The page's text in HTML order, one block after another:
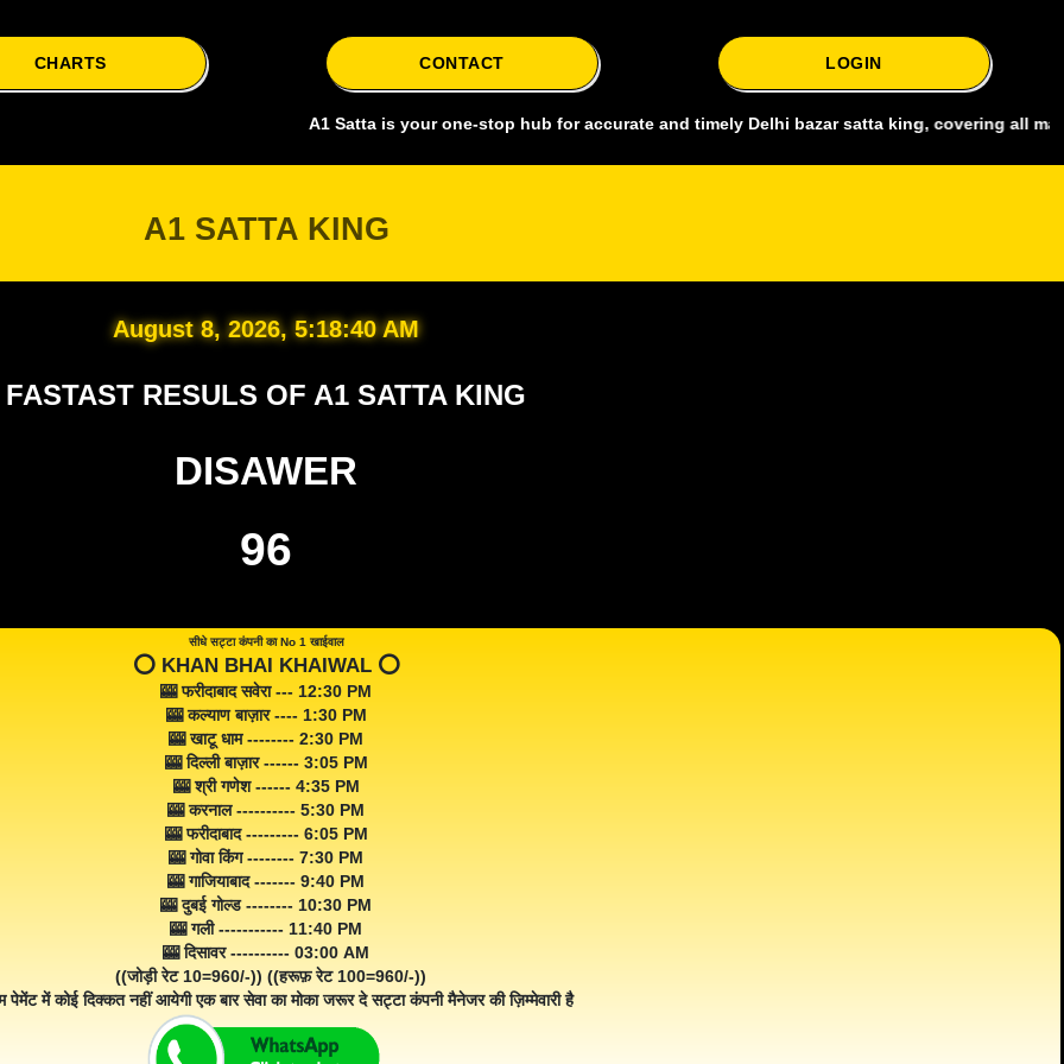
CHARTS CONTACT LOGIN
A1 Satta is your one-stop hub for accurate and timely Delhi bazar satta king, covering all major
A1 SATTA KING
August 8, 2026, 5:18:41 AM
FASTAST RESULS OF A1 SATTA KING
DISAWER
96
सीधे सट्टा कंपनी का No 1 खाईवाल
⭕️ KHAN BHAI KHAIWAL ⭕️
🎰 फरीदाबाद सवेरा --- 12:30 PM
🎰 कल्याण बाज़ार ---- 1:30 PM
🎰 खाटू धाम -------- 2:30 PM
🎰 दिल्ली बाज़ार ------ 3:05 PM
🎰 श्री गणेश ------ 4:35 PM
🎰 करनाल ---------- 5:30 PM
🎰 फरीदाबाद --------- 6:05 PM
🎰 गोवा किंग -------- 7:30 PM
🎰 गाजियाबाद ------- 9:40 PM
🎰 दुबई गोल्ड -------- 10:30 PM
🎰 गली ----------- 11:40 PM
🎰 दिसावर ---------- 03:00 AM
((जोड़ी रेट 10=960/-)) ((हरूफ़ रेट 100=960/-))
पेमेंट में कोई दिक्कत नहीं आयेगी एक बार सेवा का मोका जरूर दे सट्टा कंपनी मैनेजर की ज़िम्मेवारी है